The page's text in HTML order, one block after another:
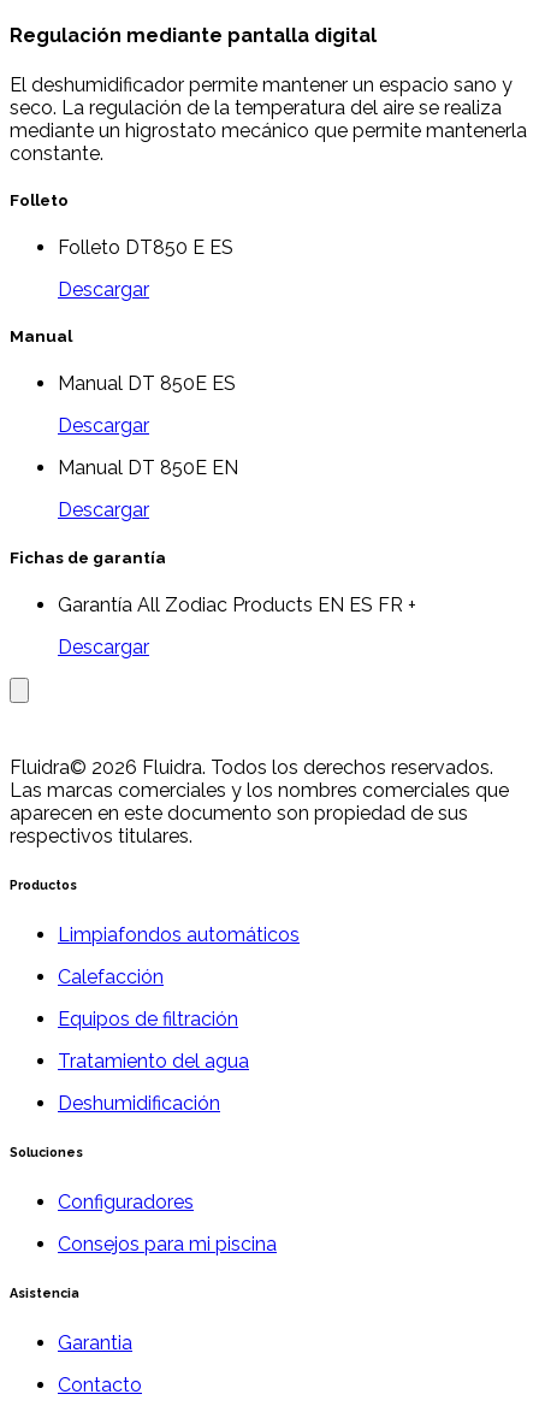
Regulación mediante pantalla digital
El deshumidificador permite mantener un espacio sano y
seco. La regulación de la temperatura del aire se realiza
mediante un higrostato mecánico que permite mantenerla
constante.
Folleto
Folleto DT850 E ES
Descargar
Manual
Manual DT 850E ES
Descargar
Manual DT 850E EN
Descargar
Fichas de garantía
Garantía All Zodiac Products EN ES FR +
Descargar
Fluidra© 2026 Fluidra. Todos los derechos reservados.
Las marcas comerciales y los nombres comerciales que
aparecen en este documento son propiedad de sus
respectivos titulares.
Productos
Limpiafondos automáticos
Calefacción
Equipos de filtración
Tratamiento del agua
Deshumidificación
Soluciones
Configuradores
Consejos para mi piscina
Asistencia
Garantia
Contacto